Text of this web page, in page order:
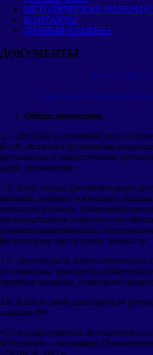
МЕТОДИЧЕСКИЕ
КОНТАКТЫ
ЛИЧНЫЙ КАБИНЕТ
ДОКУМЕНТЫ
П О Л О Ж Е
о Детском и семейном
Общие положения
1.1. Детский и семейный клуб
Клуб, является структурным
региональной общественной
идей, технологий».
1.2. Клуб создан для организации
юношей, девушек и взрослых,
интеллектуальных,
организаторских и других
духовно-нравственному,
физическому воспитанию личности.
1.3. Деятельность Клуба строится
и гуманизма, приоритета
здоровья человека, свободного
1.4. Клуб в своей деятельности
законом РФ
«О государственной молодежной
Федерации», настоящим